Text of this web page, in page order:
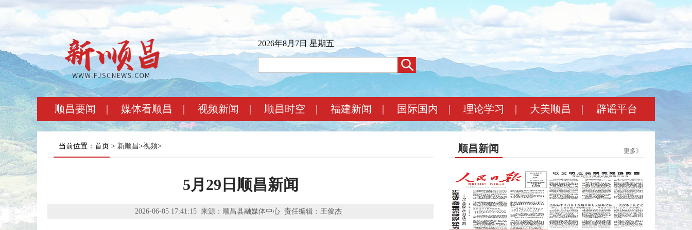
2026年8月7日 星期五
顺昌要闻 | 媒体看顺昌 | 视频新闻 | 顺昌时空 | 福建新闻 | 国际国内 | 理论学习 | 大美顺昌 | 辟谣平台
当前位置：首页 > 新顺昌>视频>
5月29日顺昌新闻
2026-06-05 17:41:15 来源：顺昌县融媒体中心 责任编辑：王俊杰
更多》
顺昌新闻